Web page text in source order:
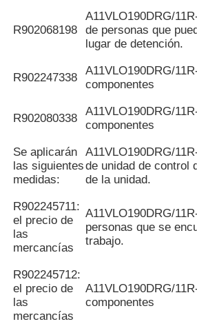
R902068198
A11VLO190DRG/
de personas que
lugar de detención.
R902247338
A11VLO190DRG/
componentes
R902080338
A11VLO190DRG/
componentes
Se aplicarán
las siguientes
medidas:
A11VLO190DRG/
de unidad de control
de la unidad.
R902245711:
el precio de
las
mercancías
A11VLO190DRG/
personas que se
trabajo.
R902245712:
el precio de
las
mercancías
A11VLO190DRG/
componentes